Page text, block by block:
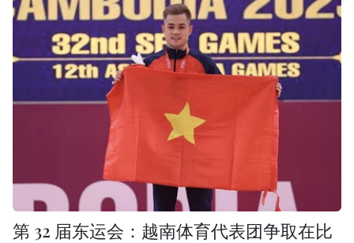
第 32 届东运会：越南体育代表团争取在比